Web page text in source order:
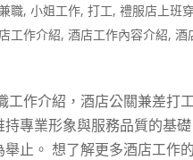
職,小姐工作,打工,禮服店上班
工作介紹,酒店工作內容介紹,酒
作介紹，酒店公關兼差打
專業形象與服務品質的基
止。 想了解更多酒店工作